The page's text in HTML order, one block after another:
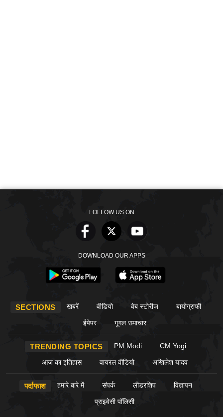
FOLLOW US ON
DOWNLOAD OUR APPS
SECTIONS खबरें वीडियो वेब स्टोरीज बायोग्राफी
ईपेपर गूगल समाचार
TRENDING TOPICS PM Modi CM Yogi
आज का इतिहास वायरल वीडियो अखिलेश यादव
पर्दाफाश हमारे बारे में संपर्क लीडरशिप विज्ञापन
प्राइवेसी पॉलिसी